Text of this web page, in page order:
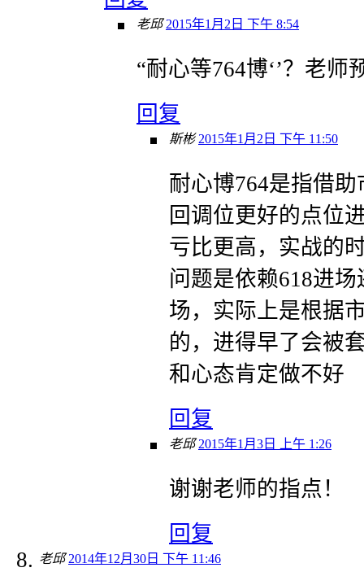
老邱 2015年1月2日 下午 8:54
“耐心等764博‘’？老师
回复
斯彬 2015年1月2日 下午 11:50
耐心博764是指借
回调位更好的点位
亏比更高，实战的
问题是依赖618进
场，实际上是根据
的，进得早了会被
和心态肯定做不好
回复
老邱 2015年1月3日 上午 1:26
谢谢老师的指点！
回复
老邱 2014年12月30日 下午 11:46